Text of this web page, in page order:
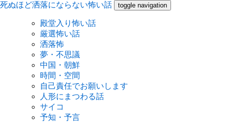
死ぬほど洒落にならない怖い話 toggle navigation
殿堂入り怖い話
厳選怖い話
洒落怖
夢・不思議
中国・朝鮮
時間・空間
自己責任でお願いします
人形にまつわる話
サイコ
予知・予言